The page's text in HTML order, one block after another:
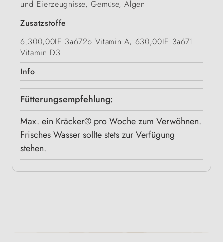
und Eierzeugnisse, Gemüse, Algen
Zusatzstoffe
6.300,00IE 3a672b Vitamin A, 630,00IE 3a671
Vitamin D3
Info
Fütterungsempfehlung:
Max. ein Kräcker® pro Woche zum Verwöhnen.
Frisches Wasser sollte stets zur Verfügung
stehen.